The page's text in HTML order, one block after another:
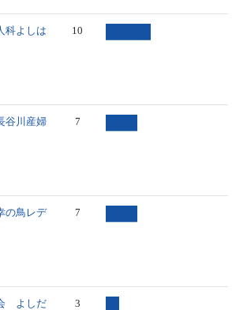
よしは
10
谷川産婦
7
の鳥レデ
7
よしだ
3